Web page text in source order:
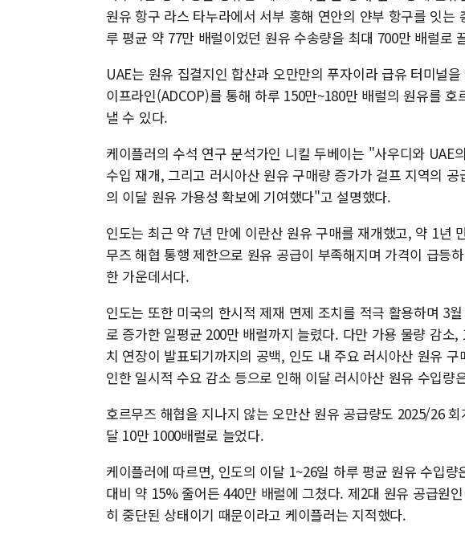
원유 항구 라스 타누라에서 서부 홍해 연안의 얀부 항구를 잇
루 평균 약 77만 배럴이었던 원유 수송량을 최대 700만 배럴로
UAE는 원유 집결지인 합샨과 오만만의 푸자이라 급유 터미널
이프라인(ADCOP)를 통해 하루 150만~180만 배럴의 원유를
낼 수 있다.
케이플러의 수석 연구 분석가인 니킬 두베이는 "사우디와 UAE
수입 재개, 그리고 러시아산 원유 구매량 증가가 걸프 지역의
의 이달 원유 가용성 확보에 기여했다"고 설명했다.
인도는 최근 약 7년 만에 이란산 원유 구매를 재개했고, 약 1년
무즈 해협 통행 제한으로 원유 공급이 부족해지며 가격이 급등
한 가운데서다.
인도는 또한 미국의 한시적 제재 면제 조치를 적극 활용하며 3
로 증가한 일평균 200만 배럴까지 늘렸다. 다만 가용 물량 감소
치 연장이 발표되기까지의 공백, 인도 내 주요 러시아산 원유
인한 일시적 수요 감소 등으로 인해 이달 러시아산 원유 수입량
호르무즈 해협을 지나지 않는 오만산 원유 공급량도 2025/26
달 10만 1000배럴로 늘었다.
케이플러에 따르면, 인도의 이달 1~26일 하루 평균 원유 수입
대비 약 15% 줄어든 440만 배럴에 그쳤다. 제2대 원유 공급원
히 중단된 상태이기 때문이라고 케이플러는 지적했다.